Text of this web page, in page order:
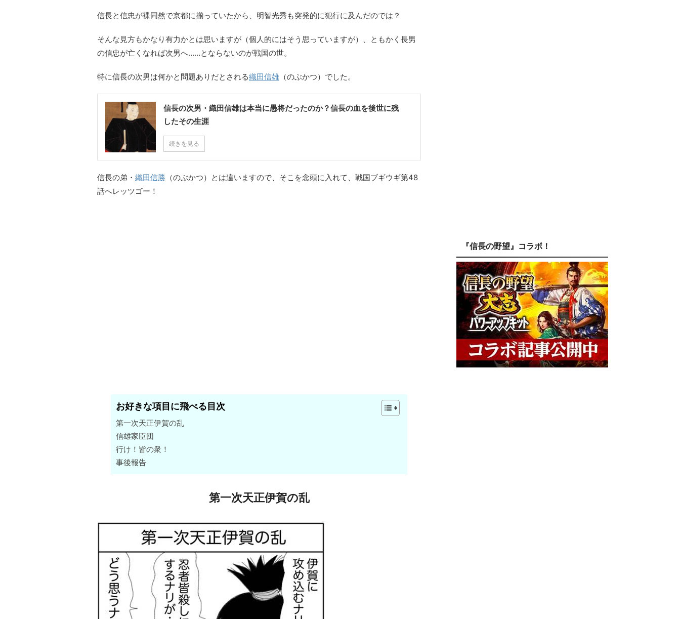
信長と信忠が裸同然で京都に揃っていたから、明智光秀も突発的に犯行に及んだのでは？
そんな見方もかなり有力かとは思いますが（個人的にはそう思っていますが）、ともかく長男
の信忠が亡くなれば次男へ……とならないのが戦国の世。
特に信長の次男は何かと問題ありだとされる織田信雄 （のぶかつ）でした。
信長の次男・織田信雄は本当に愚将だったのか？信長の血を後世に残
したその生涯
続きを見る
信長の弟・ 織田信勝 （のぶかつ）とは違いますので、そこを念頭に入れて、戦国ブギウギ第48
話へレッツゴー！
お好きな項目に飛べる目次
第一次天正伊賀の乱
信雄家臣団
行け！皆の衆！
事後報告
第一次天正伊賀の乱
『信長の野望』コラボ！